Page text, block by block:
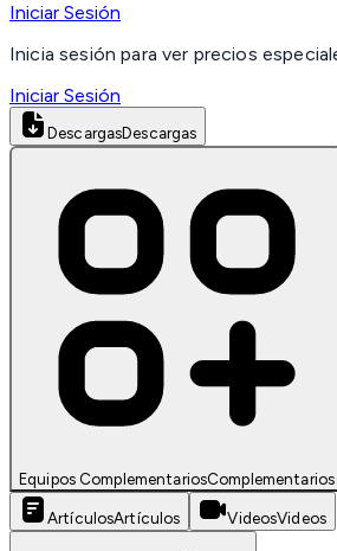
Iniciar Sesión
Inicia sesión para ver precios
Iniciar Sesión
DescargasDescargas
Equipos ComplementariosComplementarios
ArtículosArtículos VideosVideos